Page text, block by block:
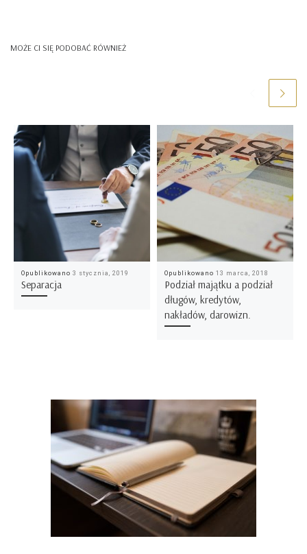
MOŻE CI SIĘ PODOBAĆ RÓWNIEŻ
Opublikowano 3 stycznia, 2019
Separacja
Opublikowano 13 marca, 2018
Podział majątku a podział
długów, kredytów,
nakładów, darowizn.